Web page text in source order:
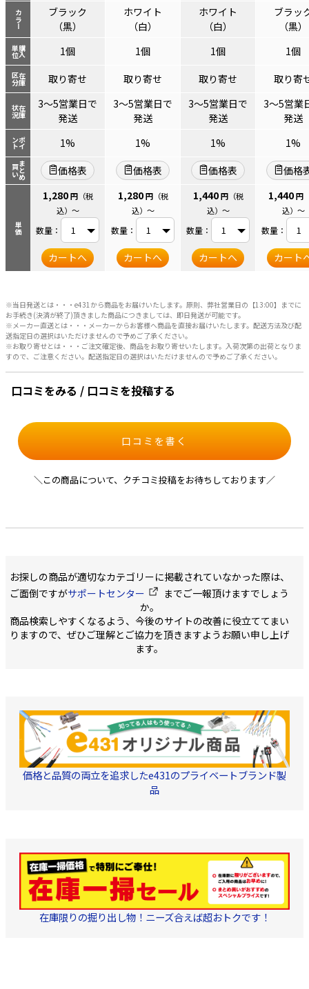
カラー
購入
単位
在庫
区分
在庫
状況
ポイ
ント
まとめ
買い
単価
ブラック
（黒）
ホワイト
（白）
ホワイト
（白）
ブラッ
（黒）
1個
1個 1個
1個
取り寄せ
取り寄せ 取り寄せ
取り寄
3～5営業日で
発送
3～5営業日で
発送
3～5営業日で
発送
3～5営業
発送
1%
1% 1%
1%
価格表
価格表 価格表
価格
1,280 円（税
込） ～
数量：
カートへ
1,280 円（税
込） ～
数量：
カートへ
1,440 円（税
込） ～
数量：
カートへ
1,440 円
込） ～
数量：
カート
※当日発送とは・・・e431から商品をお届けいたします。原則、弊社営業日の【13:00】までに
お手続き(決済が終了)頂きました商品につきましては、即日発送が可能です。
※メーカー直送とは・・・メーカーからお客様へ商品を直接お届けいたします。配送方法及び配
送指定日の選択はいただけませんので予めご了承ください。
※お取り寄せとは・・・ご注文確定後、商品をお取り寄せいたします。入荷次第の出荷となりま
すので、ご注意ください。配送指定日の選択はいただけませんので予めご了承ください。
口コミをみる / 口コミを投稿する
口コミを書く
＼この商品について、クチコミ投稿をお待ちしております／
お探しの商品が適切なカテゴリーに掲載されていなかった際は、
ご面倒ですがサポートセンター
までご一報頂けますでしょう
か。
商品検索しやすくなるよう、今後のサイトの改善に役立ててまい
りますので、ぜひご理解とご協力を頂きますようお願い申し上げ
ます。
価格と品質の両立を追求したe431のプライベートブランド製
品
在庫限りの掘り出し物！ニーズ合えば超おトクです！